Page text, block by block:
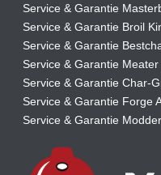
Service & Garantie
Service & Garantie Broil
Service & Garantie
Service & Garantie Meater
Service & Garantie Char-
Service & Garantie Forge
Service & Garantie